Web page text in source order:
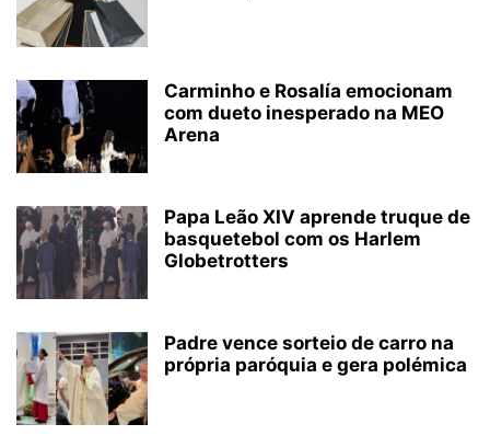
Carminho e Rosalía emocionam
com dueto inesperado na MEO
Arena
Papa Leão XIV aprende truque de
basquetebol com os Harlem
Globetrotters
Padre vence sorteio de carro na
própria paróquia e gera polémica